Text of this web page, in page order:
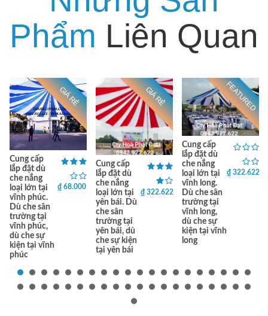
Phẩm Liên Quan
GIÁ RẺ
Cung cấp
lắp đặt dù
che nắng
loại lớn tại
vĩnh phúc.
Dù che sân
trường tại
vĩnh phúc,
dù che sự
kiện tại vĩnh
phúc
₫ 68.000
GIÁ RẺ
Cung cấp
lắp đặt dù
che nắng
loại lớn tại
yên bái. Dù
che sân
trường tại
yên bái, dù
che sự kiện
tại yên bái
₫ 322.622
FEATURED
Cung cấp
lắp đặt dù
che nắng
loại lớn tại
vĩnh long.
Dù che sân
trường tại
vĩnh long,
dù che sự
kiện tại vĩnh
long
₫ 322.622